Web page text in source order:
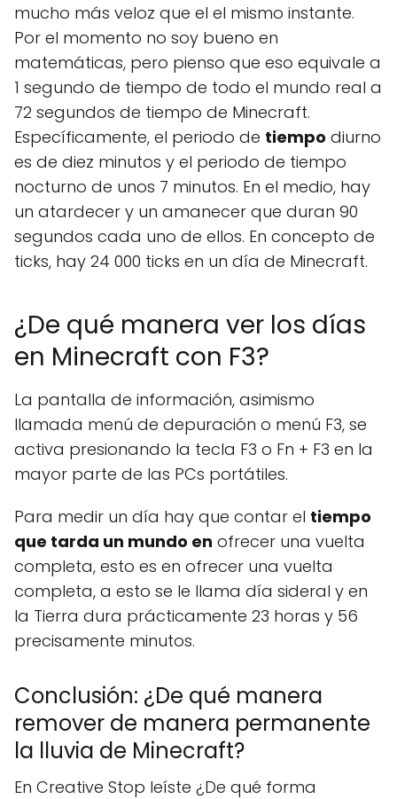
mucho más veloz que el el mismo instante.
Por el momento no soy bueno en
matemáticas, pero pienso que eso equivale a
1 segundo de tiempo de todo el mundo real a
72 segundos de tiempo de Minecraft.
Específicamente, el periodo de tiempo diurno
es de diez minutos y el periodo de tiempo
nocturno de unos 7 minutos. En el medio, hay
un atardecer y un amanecer que duran 90
segundos cada uno de ellos. En concepto de
ticks, hay 24 000 ticks en un día de Minecraft.
¿De qué manera ver los días
en Minecraft con F3?
La pantalla de información, asimismo
llamada menú de depuración o menú F3, se
activa presionando la tecla F3 o Fn + F3 en la
mayor parte de las PCs portátiles.
Para medir un día hay que contar el tiempo
que tarda un mundo en ofrecer una vuelta
completa, esto es en ofrecer una vuelta
completa, a esto se le llama día sideral y en
la Tierra dura prácticamente 23 horas y 56
precisamente minutos.
Conclusión: ¿De qué manera
remover de manera permanente
la lluvia de Minecraft?
En Creative Stop leíste ¿De qué forma